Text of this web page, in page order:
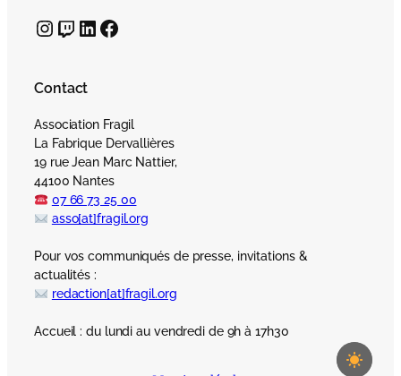
InstagramTwitch LinkedIn Facebook
Contact
Association Fragil
La Fabrique Dervallières
19 rue Jean Marc Nattier,
44100 Nantes
07 66 73 25 00
asso[at]fragil.org
Pour vos communiqués de presse, invitations &
actualités :
redaction[at]fragil.org
Accueil : du lundi au vendredi de 9h à 17h30